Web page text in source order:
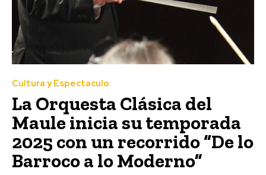
Cultura y Espectaculo
La Orquesta Clásica del
Maule inicia su temporada
2025 con un recorrido “De lo
Barroco a lo Moderno”